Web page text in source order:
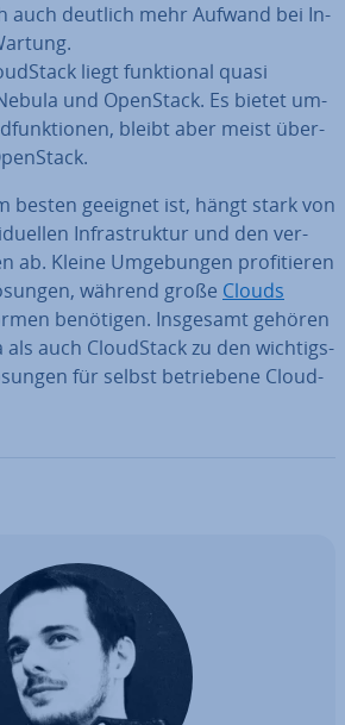
auch deutlich mehr Aufwand bei In­
liegt funk­tio­nal quasi
und OpenStack. Es bietet um­
bleibt aber meist über­
besten geeignet ist, hängt stark von
In­fra­struk­tur und den ver­
ab. Kleine Um­ge­bun­gen pro­fi­tie­ren
während große Clouds
benötigen. Insgesamt gehören
als auch Cloud­Stack zu den wich­tigs­
für selbst be­trie­be­ne Cloud­